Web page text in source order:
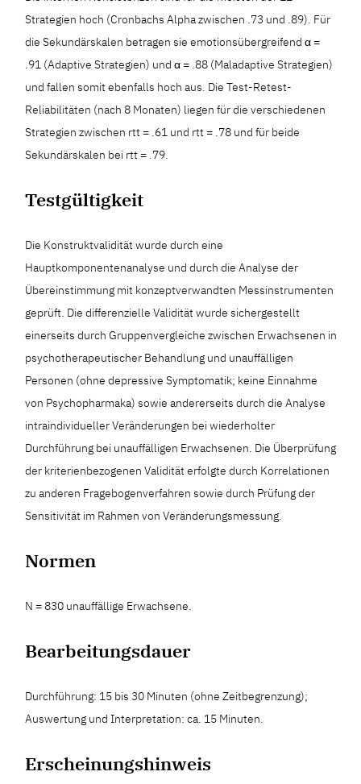
Strategien hoch (Cronbachs Alpha zwischen .73 und .89). Für
die Sekundärskalen betragen sie emotionsübergreifend α =
.91 (Adaptive Strategien) und α = .88 (Maladaptive Strategien)
und fallen somit ebenfalls hoch aus. Die Test-Retest-
Reliabilitäten (nach 8 Monaten) liegen für die verschiedenen
Strategien zwischen rtt = .61 und rtt = .78 und für beide
Sekundärskalen bei rtt = .79.
Testgültigkeit
Die Konstruktvalidität wurde durch eine
Hauptkomponentenanalyse und durch die Analyse der
Übereinstimmung mit konzeptverwandten Messinstrumenten
geprüft. Die differenzielle Validität wurde sichergestellt
einerseits durch Gruppenvergleiche zwischen Erwachsenen in
psychotherapeutischer Behandlung und unauffälligen
Personen (ohne depressive Symptomatik; keine Einnahme
von Psychopharmaka) sowie andererseits durch die Analyse
intraindividueller Veränderungen bei wiederholter
Durchführung bei unauffälligen Erwachsenen. Die Überprüfung
der kriterienbezogenen Validität erfolgte durch Korrelationen
zu anderen Fragebogenverfahren sowie durch Prüfung der
Sensitivität im Rahmen von Veränderungsmessung.
Normen
N = 830 unauffällige Erwachsene.
Bearbeitungsdauer
Durchführung: 15 bis 30 Minuten (ohne Zeitbegrenzung);
Auswertung und Interpretation: ca. 15 Minuten.
Erscheinungshinweis